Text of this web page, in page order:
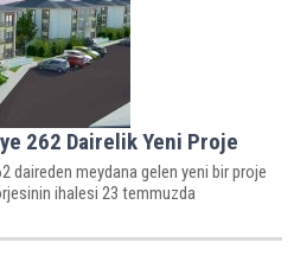
262 Dairelik Yeni Proje
daireden meydana gelen yeni bir proje
ihalesi 23 temmuzda